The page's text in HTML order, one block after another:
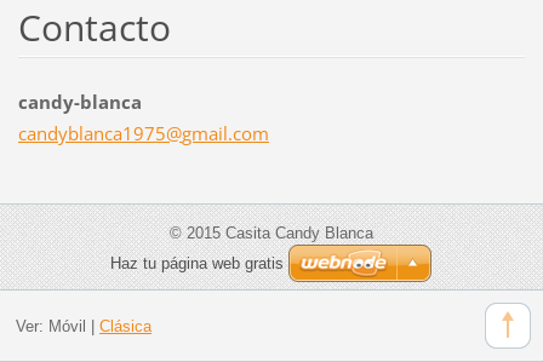
Contacto
candy-blanca
candyblanca1975@gmail.com
© 2015 Casita Candy Blanca
Haz tu página web gratis
Ver: Móvil Clásica